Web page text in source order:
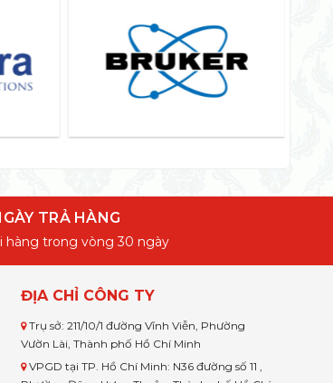
TRẢ HÀNG
hàng trong vòng 30 ngày
ĐỊA CHỈ CÔNG TY
Trụ sở: 211/10/1 đường Vĩnh Viễn, Phường
Vườn Lài, Thành phố Hồ Chí Minh
VPGD tại TP. Hồ Chí Minh: N36 đường số 11 ,